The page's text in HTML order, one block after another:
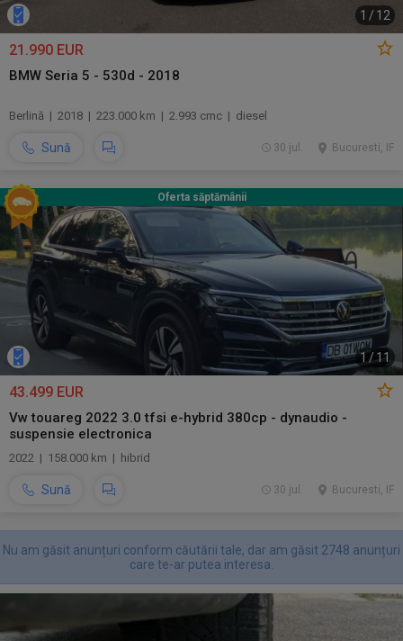
1 / 12
21.990 EUR
BMW Seria 5 - 530d - 2018
Berlină | 2018 | 223.000 km | 2.993 cmc | diesel
Sună Bucuresti, IF
30 jul.
1 / 11
Oferta săptămânii
43.499 EUR
Vw touareg 2022 3.0 tfsi e-hybrid 380cp - dynaudio -
suspensie electronica
2022 | 158.000 km | hibrid
Sună Bucuresti, IF
30 jul.
Nu am găsit anunțuri conform căutării tale, dar am găsit 2748 anunțuri
care te-ar putea interesa.